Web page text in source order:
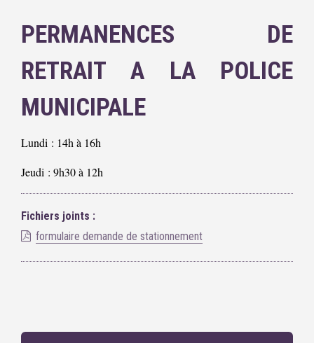
PERMANENCES DE
RETRAIT A LA POLICE
MUNICIPALE
Lundi : 14h à 16h
Jeudi : 9h30 à 12h
Fichiers joints :
formulaire demande de stationnement